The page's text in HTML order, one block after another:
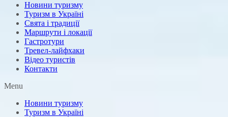
Новини туризму
Туризм в Україні
Свята і традиції
Маршрути і локації
Гастротури
Тревел-лайфхаки
Відео туристів
Контакти
Menu
Новини туризму
Туризм в Україні